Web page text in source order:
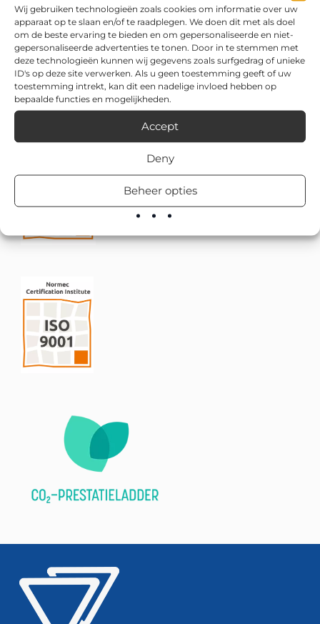
Wij gebruiken technologieën zoals cookies om informatie over uw
apparaat op te slaan en/of te raadplegen. We doen dit met als doel
om de beste ervaring te bieden en om gepersonaliseerde en niet-
gepersonaliseerde advertenties te tonen. Door in te stemmen met
deze technologieën kunnen wij gegevens zoals surfgedrag of unieke
ID's op deze site verwerken. Als u geen toestemming geeft of uw
toestemming intrekt, kan dit een nadelige invloed hebben op
bepaalde functies en mogelijkheden.
Accept
Deny
Beheer opties